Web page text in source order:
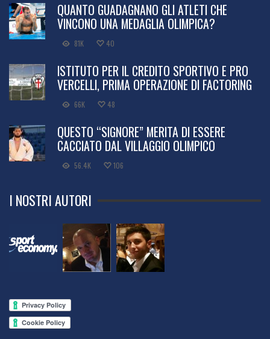
QUANTO GUADAGNANO GLI ATLETI CHE
VINCONO UNA MEDAGLIA OLIMPICA?
81K 40
ISTITUTO PER IL CREDITO SPORTIVO E PRO
VERCELLI, PRIMA OPERAZIONE DI FACTORING
66K 48
QUESTO “SIGNORE” MERITA DI ESSERE
CACCIATO DAL VILLAGGIO OLIMPICO
56.4K 106
I NOSTRI AUTORI